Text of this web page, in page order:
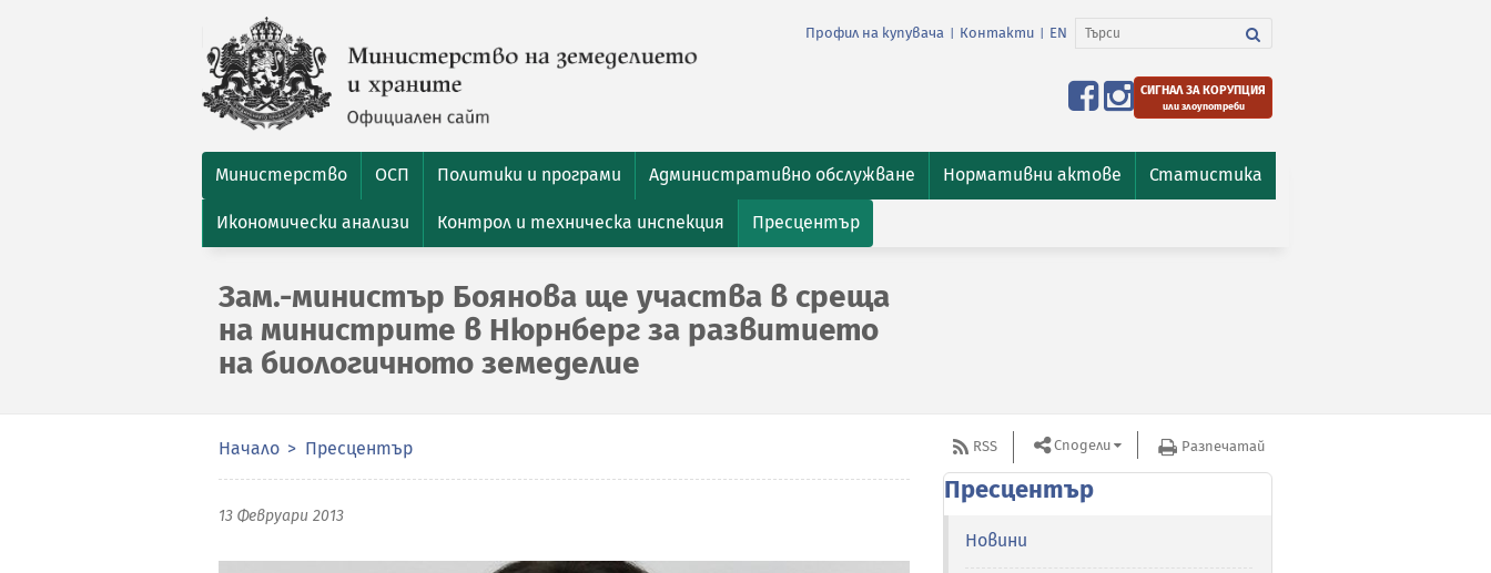
Профил на купувача Контакти EN
СИГНАЛ ЗА КОРУПЦИЯ
или злоупотреби
Министерство ОСП Политики и програми Административно обслужване Нормативни актове Статистика
Икономически анализи Контрол и техническа инспекция Пресцентър
Зам.-министър Боянова ще участва в среща
на министрите в Нюрнберг за развитието
на биологичното земеделие
Начало Пресцентър
13 Февруари 2013
RSS Сподели Разпечатай
Пресцентър
Новини